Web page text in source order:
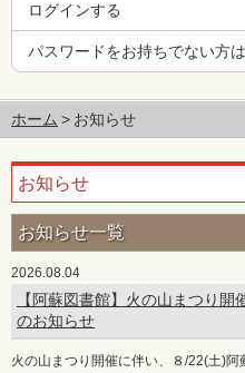
ログインする
パスワードをお持ちでない方
ホーム お知らせ
お知らせ
お知らせ一覧
2026.08.04
【阿蘇図書館】火の山まつり開
のお知らせ
火の山まつり開催に伴い、８/22(土)阿